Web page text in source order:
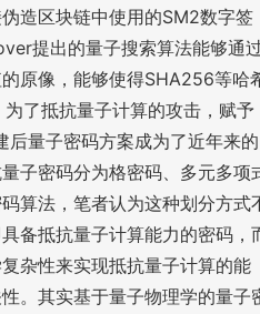
造区块链中使用的SM2数字签
提出的量子搜索算法能够通
原像，能够使得SHA256等哈
了抵抗量子计算的攻击，赋予
后量子密码方案成为了近年来的
子密码分为格密码、多元多项
算法，笔者认为这种划分方式
备抵抗量子计算能力的密码，
杂性来实现抵抗量子计算的能
。其实基于量子物理学的量子